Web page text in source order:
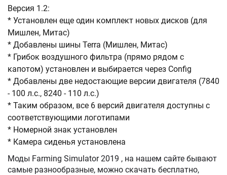
Версия 1.2:
* Установлен еще один комплект новых дисков (для
Мишлен, Митас)
* Добавлены шины Terra (Мишлен, Митас)
* Грибок воздушного фильтра (прямо рядом с
капотом) установлен и выбирается через Config
* Добавлены две недостающие версии двигателя (7840
- 100 л.с., 8240 - 110 л.с.)
* Таким образом, все 6 версий двигателя доступны с
соответствующими логотипами
* Номерной знак установлен
* Камера сиденья установлена
Моды Farming Simulator 2019 , на нашем сайте бывают
самые разнообразные, можно скачать бесплатно,